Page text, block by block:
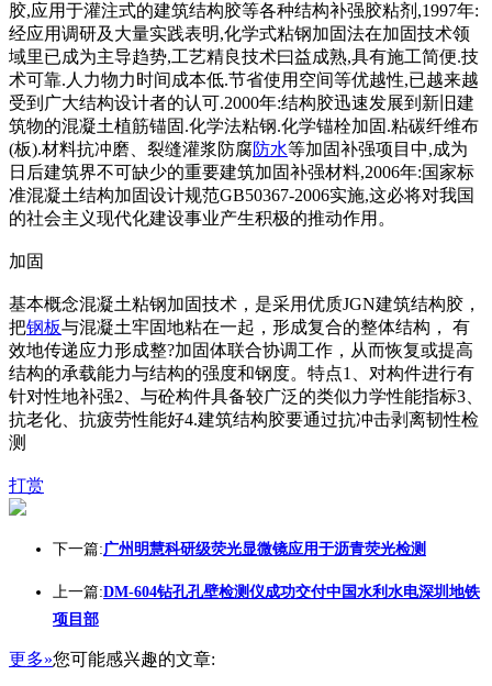
胶,应用于灌注式的建筑结构胶等各种结构补强胶粘剂,1997年:
经应用调研及大量实践表明,化学式粘钢加固法在加固技术领
域里已成为主导趋势,工艺精良技术曰益成熟,具有施工简便.技
术可靠.人力物力时间成本低.节省使用空间等优越性,已越来越
受到广大结构设计者的认可.2000年:结构胶迅速发展到新旧建
筑物的混凝土植筋锚固.化学法粘钢.化学锚栓加固.粘碳纤维布
(板).材料抗冲磨、裂缝灌浆防腐防水等加固补强项目中,成为
日后建筑界不可缺少的重要建筑加固补强材料,2006年:国家标
准混凝土结构加固设计规范GB50367-2006实施,这必将对我国
的社会主义现代化建设事业产生积极的推动作用。
加固
基本概念混凝土粘钢加固技术，是采用优质JGN建筑结构胶，
把钢板与混凝土牢固地粘在一起，形成复合的整体结构， 有
效地传递应力形成整?加固体联合协调工作，从而恢复或提高
结构的承载能力与结构的强度和钢度。特点1、对构件进行有
针对性地补强2、与砼构件具备较广泛的类似力学性能指标3、
抗老化、抗疲劳性能好4.建筑结构胶要通过抗冲击剥离韧性检
测
打赏
下一篇:广州明慧科研级荧光显微镜应用于沥青荧光检测
上一篇:DM-604钻孔孔壁检测仪成功交付中国水利水电深圳地铁
项目部
更多»您可能感兴趣的文章: